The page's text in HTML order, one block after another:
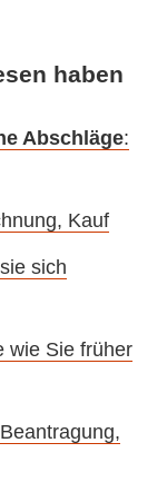
haben
Abschläge:
Kauf
sich
wie Sie früher